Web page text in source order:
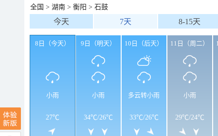
全国 > 湖南 > 衡阳 > 石鼓
今天 7天 8-15天
8日（今天）
小雨
27℃
9日（明天）
小雨
34℃/26℃
10日（后天）
多云转小雨
33℃/26℃
11日（周二）
小雨
29℃/24℃